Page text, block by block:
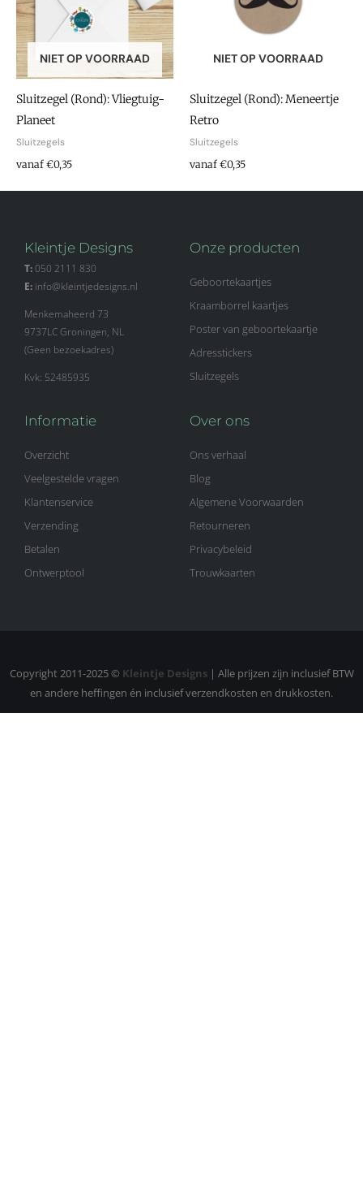
NIET OP VOORRAAD
Sluitzegel (Rond): Vliegtuig-
Planeet
Sluitzegels
vanaf €0,35
NIET OP VOORRAAD
Sluitzegel (Rond): Meneertje
Retro
Sluitzegels
vanaf €0,35
Kleintje Designs
T:050 2111 830
E: info@kleintjedesigns.nl
Menkemaheerd 73
9737LC Groningen, NL
(Geen bezoekadres)
Kvk: 52485935
Onze producten
Geboortekaartjes
Kraamborrel kaartjes
Poster van geboortekaartje
Adresstickers
Sluitzegels
Informatie
Overzicht
Veelgestelde vragen
Klantenservice
Verzending
Betalen
Ontwerptool
Over ons
Ons verhaal
Blog
Algemene Voorwaarden
Retourneren
Privacybeleid
Trouwkaarten
Copyright 2011-2025 © Kleintje Designs| Alle prijzen zijn inclusief BTW
en andere heffingen én inclusief verzendkosten en drukkosten.